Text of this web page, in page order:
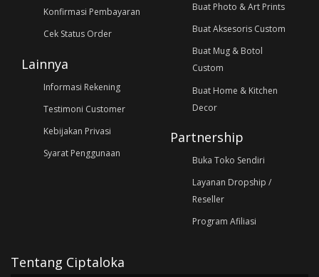
Konfirmasi Pembayaran
Cek Status Order
Lainnya
Informasi Rekening
Testimoni Customer
Kebijakan Privasi
Syarat Penggunaan
Buat Photo & Art Prints
Buat Aksesoris Custom
Buat Mug & Botol
Custom
Buat Home & Kitchen
Decor
Partnership
Buka Toko Sendiri
Layanan Dropship /
Reseller
Program Afiliasi
Tentang Ciptaloka